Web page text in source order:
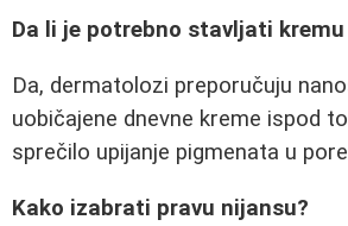
Da li je potrebno stavljati
Da, dermatolozi preporučuju
uobičajene dnevne kreme ispod
sprečilo upijanje pigmenata u
Kako izabrati pravu nijansu?